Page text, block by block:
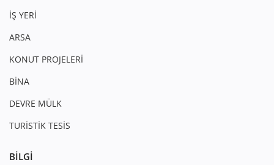
İŞ YERİ
ARSA
KONUT PROJELERİ
BİNA
DEVRE MÜLK
TURİSTİK TESİS
BILGI